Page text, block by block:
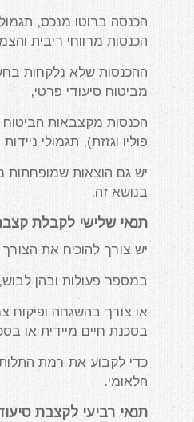
הכנסות מרווחי ריבית
ההכנסות שלא נלקחות
מביטוח סיעודי פרטי,
הכנסות מקצבאות הביטוח
פוליו וגזזת), תגמולי
יש גם הוצאות שמופחתות
בנושא זה.
תנאי שלישי לקבלת
יש צורך להוכיח את
במספר פעולות ובהן
או צורך בהשגחה ופיקוח
בסכנת חיים מיידית או
כדי לקבוע את רמת
הלאומי.
תנאי רביעי לקצבת